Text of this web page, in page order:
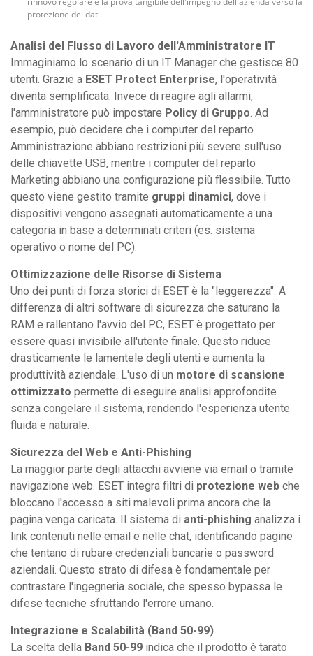
protezione dei dati.
Analisi del Flusso di Lavoro dell'Amministratore IT
Immaginiamo lo scenario di un IT Manager che gestisce 80
utenti. Grazie a ESET Protect Enterprise, l'operatività
diventa semplificata. Invece di reagire agli allarmi,
l'amministratore può impostare Policy di Gruppo. Ad
esempio, può decidere che i computer del reparto
Amministrazione abbiano restrizioni più severe sull'uso
delle chiavette USB, mentre i computer del reparto
Marketing abbiano una configurazione più flessibile. Tutto
questo viene gestito tramite gruppi dinamici, dove i
dispositivi vengono assegnati automaticamente a una
categoria in base a determinati criteri (es. sistema
operativo o nome del PC).
Ottimizzazione delle Risorse di Sistema
Uno dei punti di forza storici di ESET è la "leggerezza". A
differenza di altri software di sicurezza che saturano la
RAM e rallentano l'avvio del PC, ESET è progettato per
essere quasi invisibile all'utente finale. Questo riduce
drasticamente le lamentele degli utenti e aumenta la
produttività aziendale. L'uso di un motore di scansione
ottimizzato permette di eseguire analisi approfondite
senza congelare il sistema, rendendo l'esperienza utente
fluida e naturale.
Sicurezza del Web e Anti-Phishing
La maggior parte degli attacchi avviene via email o tramite
navigazione web. ESET integra filtri di protezione web che
bloccano l'accesso a siti malevoli prima ancora che la
pagina venga caricata. Il sistema di anti-phishing analizza i
link contenuti nelle email e nelle chat, identificando pagine
che tentano di rubare credenziali bancarie o password
aziendali. Questo strato di difesa è fondamentale per
contrastare l'ingegneria sociale, che spesso bypassa le
difese tecniche sfruttando l'errore umano.
Integrazione e Scalabilità (Band 50-99)
La scelta della Band 50-99 indica che il prodotto è tarato